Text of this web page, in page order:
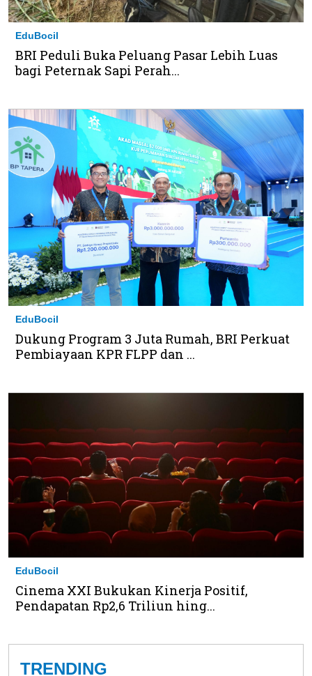
EduBocil
BRI Peduli Buka Peluang Pasar Lebih Luas
bagi Peternak Sapi Perah...
EduBocil
Dukung Program 3 Juta Rumah, BRI Perkuat
Pembiayaan KPR FLPP dan ...
EduBocil
Cinema XXI Bukukan Kinerja Positif,
Pendapatan Rp2,6 Triliun hing...
TRENDING